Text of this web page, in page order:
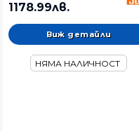
1178.99лв.
Виж детайли
НЯМА НАЛИЧНОСТ